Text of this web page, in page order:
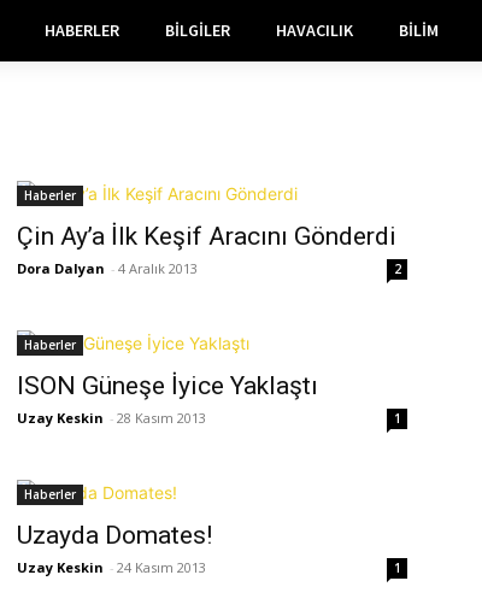
HABERLER BILGILER HAVACILIK BILIM
Haberler
Çin Ay’a İlk Keşif Aracını Gönderdi
Dora Dalyan - 4 Aralık 2013 2
Haberler
ISON Güneşe İyice Yaklaştı
Uzay Keskin - 28 Kasım 2013 1
Haberler
Uzayda Domates!
Uzay Keskin - 24 Kasım 2013 1